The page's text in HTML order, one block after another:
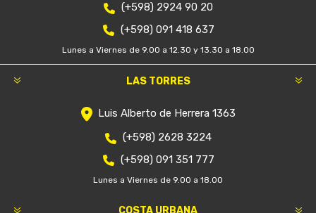
(+598) 2924 90 20
(+598) 091 418 637
Lunes a Viernes de 9.00 a 12.30 y 13.30 a 18.00
LAS TORRES
Luis Alberto de Herrera 1363
(+598) 2628 3224
(+598) 091 351 777
Lunes a Viernes de 9.00 a 18.00